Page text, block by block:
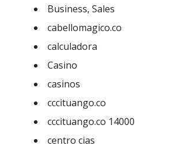
Business, Sales
cabellomagico.co
calculadora
Casino
casinos
cccituango.co
cccituango.co 14000
centro cias